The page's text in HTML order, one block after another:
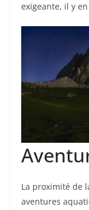
exigeante, il y
La proximité de
aventures